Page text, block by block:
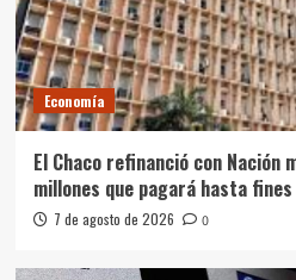
Economía
El Chaco refinanció con Nación
millones que pagará hasta
7 de agosto de 2026 0